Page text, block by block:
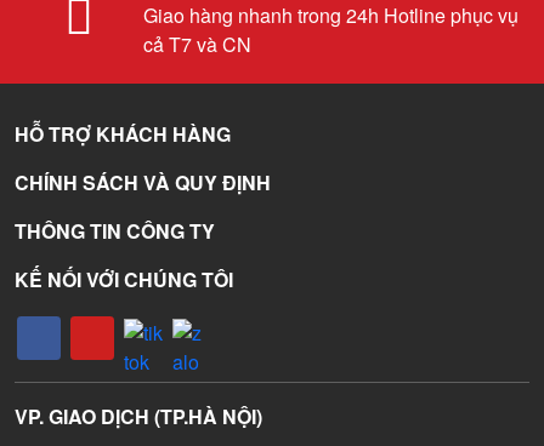
Giao hàng nhanh trong 24h Hotline phục vụ
cả T7 và CN
HỖ TRỢ KHÁCH HÀNG
CHÍNH SÁCH VÀ QUY ĐỊNH
THÔNG TIN CÔNG TY
KẾ NỐI VỚI CHÚNG TÔI
VP. GIAO DỊCH (TP.HÀ NỘI)